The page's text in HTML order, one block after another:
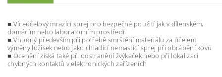
■ Víceúčelový mrazící sprej pro bezpečné použití jak v dílenském,
domácím nebo laboratorním prostředí
■ Vhodný především při potřebě smrštění materiálu za účelem
výměny ložisek nebo jako chladící nemastící sprej při obrábění kovů
■ Ocenění získá také při odstranění žvýkaček nebo při lokalizaci
chybných kontaktů v elektronických zařízeních